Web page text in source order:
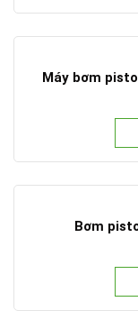
Máy bơm
Bơm